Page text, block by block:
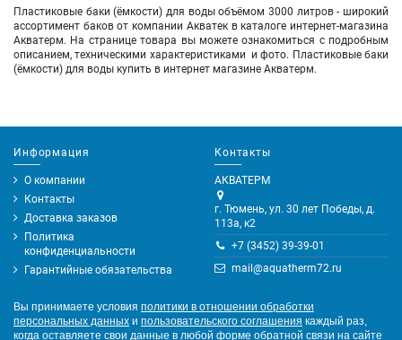
Пластиковые баки (ёмкости) для воды объёмом 3000 литров- широкий
ассортимент баковот компании Акватекв каталоге интернет-магазина
Акватерм. На странице товара вы можете ознакомиться с подробным
описанием, техническими характеристиками и фото. Пластиковые баки
(ёмкости) для воды купить в интернет магазине Акватерм.
Информация
О компании
Контакты
Доставка заказов
Политика
конфиденциальности
Гарантийные обязательства
Контакты
АКВАТЕРМ
г. Тюмень, ул. 30 лет Победы, д.
113а, к2
+7 (3452) 39-39-01
mail@aquatherm72.ru
Вы принимаете условия политики в отношении обработки
персональных данных и пользовательского соглашения каждый раз,
когда оставляете свои данные в любой форме обратной связи на сайте